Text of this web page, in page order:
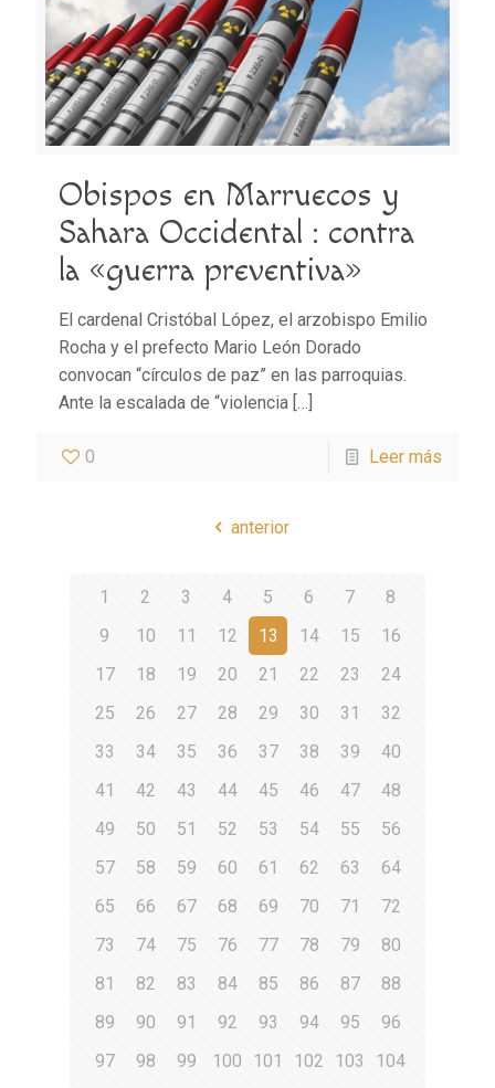
Obispos en Marruecos y
Sahara Occidental : contra
la «guerra preventiva»
El cardenal Cristóbal López, el arzobispo Emilio
Rocha y el prefecto Mario León Dorado
convocan “círculos de paz” en las parroquias.
Ante la escalada de “violencia […]
0 Leer más
anterior
1 2 3 4 5 6 7
8
9
10 11 12 13 14 15
16
17
18 19 20 21 22 23
24
25
26 27 28 29 30 31
32
33
34 35 36 37 38 39
40
41
42 43 44 45 46 47
48
49
50 51 52 53 54 55
56
57
58 59 60 61 62 63
64
65
66 67 68 69 70 71
72
73
74 75 76 77 78 79
80
81
82 83 84 85 86 87
88
89
90 91 92 93 94 95
96
97
98 99 100 101 102 103
104